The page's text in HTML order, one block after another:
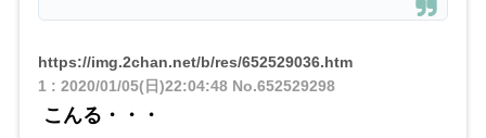
https://img.2chan.net/b/res/652529036.htm
1 : 2020/01/05(日)22:04:48No.652529298
こんる・・・